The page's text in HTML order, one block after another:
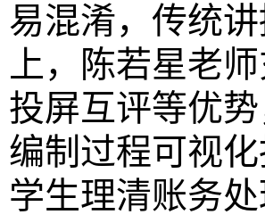
易混淆，传统
上，陈若星老
投屏互评等优
编制过程可视
学生理清账务